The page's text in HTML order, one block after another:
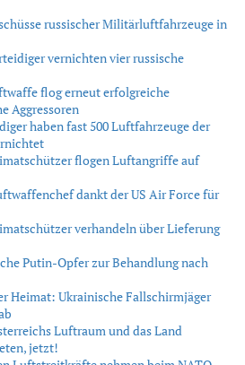
russischer Militärluftfahrzeuge in
vernichten vier russische
flog erneut erfolgreiche
Aggressoren
haben fast 500 Luftfahrzeuge der
flogen Luftangriffe auf
dankt der US Air Force für
verhandeln über Lieferung
Putin-Opfer zur Behandlung nach
Heimat: Ukrainische Fallschirmjäger
Luftraum und das Land
jetzt!